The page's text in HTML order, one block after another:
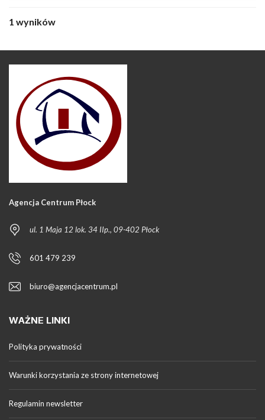
1 wyników
Agencja Centrum Płock
ul. 1 Maja 12 lok. 34 IIp., 09-402 Płock
601 479 239
biuro@agencjacentrum.pl
WAŻNE LINKI
Polityka prywatności
Warunki korzystania ze strony internetowej
Regulamin newsletter